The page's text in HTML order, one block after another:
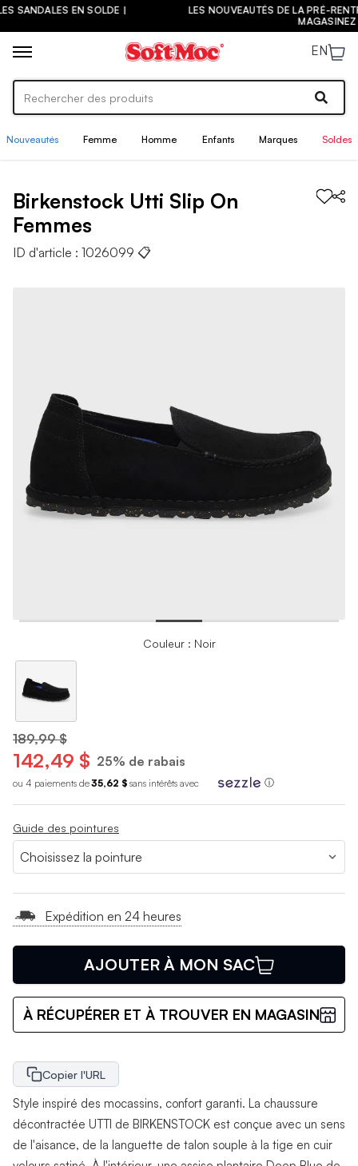
EN SOLDE |
LES NOUVEAUTÉS DE LA PRÉ-RENTRÉE SONT
MAGASINEZ
EN
Nouveautés Femme Homme Enfants Marques Soldes
Birkenstock Utti Slip On
Femmes
ID d'article : 1026099 📋
Couleur : Noir
189,99 $
142,49 $ 25% de rabais
ou 4 paiements de35,62 $ sans intérêts avec ⓘ
Guide des pointures
Expédition en 24 heures
AJOUTER À MON SAC
À RÉCUPÉRER ET À TROUVER EN MAGASIN
Copier l'URL
Style inspiré des mocassins, confort garanti. La chaussure
décontractée UTTI de BIRKENSTOCK est conçue avec un sens
de l'aisance, de la languette de talon souple à la tige en cuir